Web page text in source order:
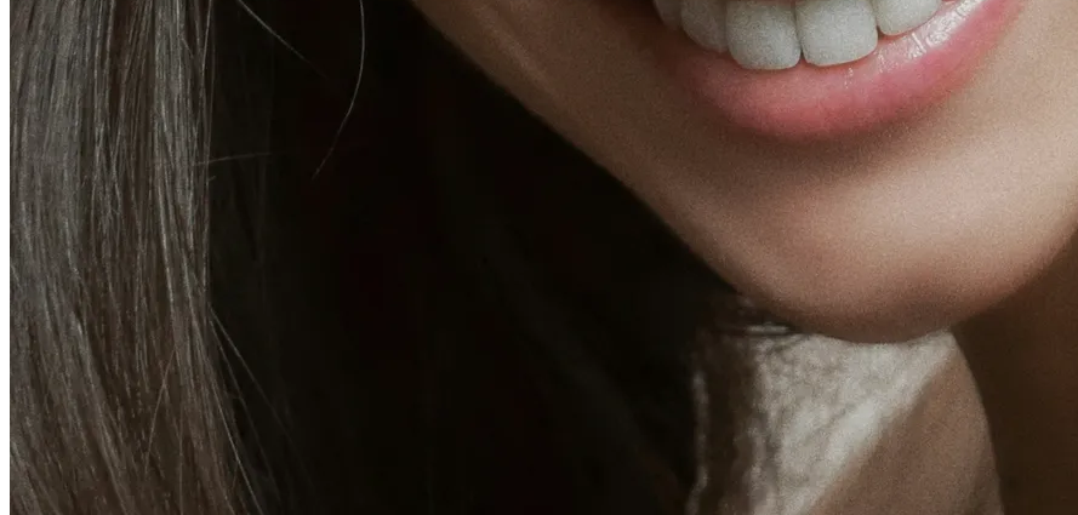
Skin
AviClear Acne Laser Removal Treatment in Montreal
Excel HR Laser Genesis, Lesions and Laser Hair Removal
Fotona Laser Treatments
Laser Hair Removal Montreal Treatment
Laser Tattoo Removal Montreal
Profound® Non-surgical Rejuvenating Lifts
Scarlet-S RF® Microneedling
Secret™ PRO Microneedling RF and CO2 Laser Treatments
Sofwave Skin Tightening Treatment Montreal